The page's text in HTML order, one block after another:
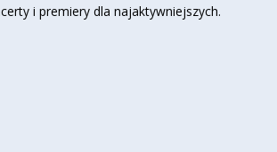
i premiery dla najaktywniejszych.